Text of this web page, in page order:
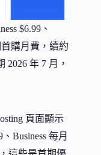
$6.99、
首購月費，續約
2026 年 7 月，
頁面顯示
Business 每月